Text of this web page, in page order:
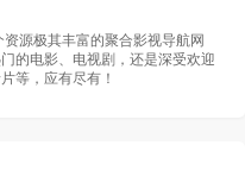
20260703第7期
源极其丰富的聚合影视导航网
的电影、电视剧，还是深受欢迎
等，应有尽有！